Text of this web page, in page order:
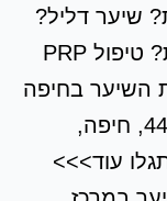
שיער דליל?
נזק לשיער? בעיות בקרקפת? טיפול PRP
השיער בחיפה
צ’ק-פוסט, שד’ ההסתדרות 44, חיפה,
ותגלו עוד>>>